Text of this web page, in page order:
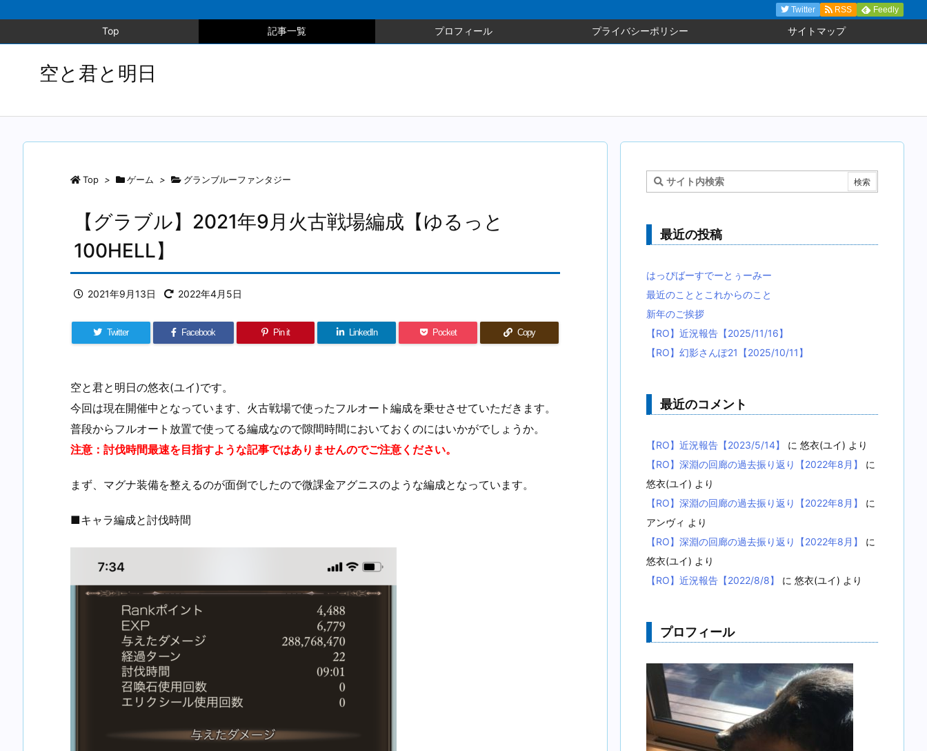
Top 記事一覧 プロフィール プライバシーポリシー サイトマップ
Twitter RSS Feedly
空と君と明日
Top > ゲーム > グランブルーファンタジー
【グラブル】2021年9月火古戦場編成【ゆるっと
100HELL】
2021年9月13日 2022年4月5日
Twitter Facebook Pin it LinkedIn Pocket Copy
空と君と明日の悠衣(ユイ)です。
今回は現在開催中となっています、火古戦場で使ったフルオート編成を乗せさせていただきます。
普段からフルオート放置で使ってる編成なので隙間時間においておくのにはいかがでしょうか。
注意：討伐時間最速を目指すような記事ではありませんのでご注意ください。
まず、マグナ装備を整えるのが面倒でしたので微課金アグニスのような編成となっています。
■キャラ編成と討伐時間
最近の投稿
はっぴばーすでーとぅーみー
最近のこととこれからのこと
新年のご挨拶
【RO】近況報告【2025/11/16】
【RO】幻影さんぽ21【2025/10/11】
最近のコメント
【RO】近況報告【2023/5/14】 に 悠衣(ユイ) より
【RO】深淵の回廊の過去振り返り【2022年8月】
に
悠衣(ユイ) より
【RO】深淵の回廊の過去振り返り【2022年8月】
に
アンヴィ より
【RO】深淵の回廊の過去振り返り【2022年8月】
に
悠衣(ユイ) より
【RO】近況報告【2022/8/8】
に 悠衣(ユイ) より
プロフィール